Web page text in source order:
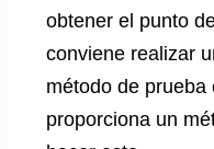
obtener el punto
conviene realizar
método de prueba
proporciona un